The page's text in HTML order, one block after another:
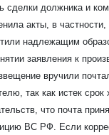
сделки должника и
акты, в частности,
надлежащим
заявления к
вручили
так как истек срок
что почта
ВС РФ. Если